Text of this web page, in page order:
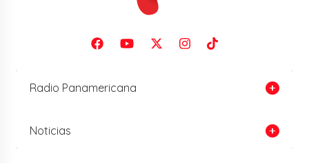
Radio Panamericana
Noticias